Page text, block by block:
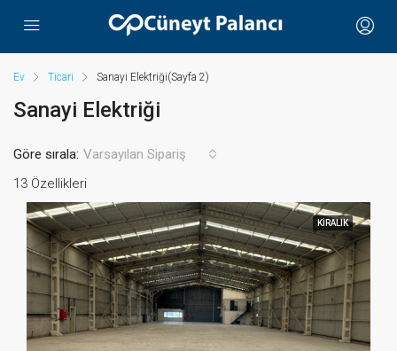
Ev Ticari Sanayi Elektriği(Sayfa 2)
Sanayi Elektriği
13 Özellikleri
Göre sırala: Varsayılan Sipariş
KIRALIK